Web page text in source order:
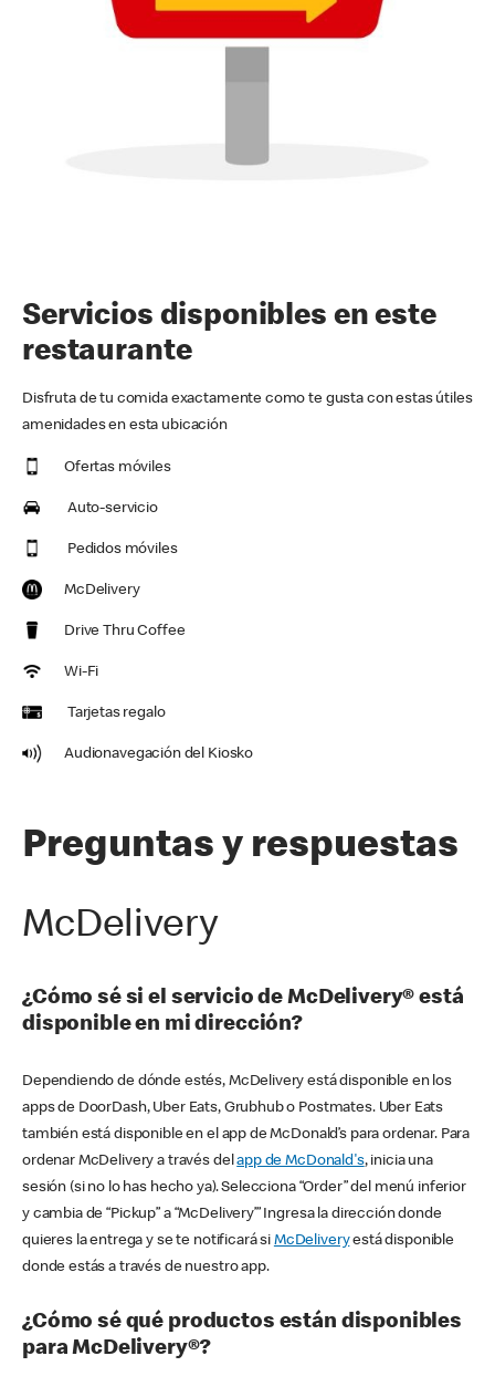
Servicios disponibles en este
restaurante
Disfruta de tu comida exactamente como te gusta con estas útiles
amenidades en esta ubicación
Ofertas móviles
Auto-servicio
Pedidos móviles
McDelivery
Drive Thru Coffee
Wi-Fi
Tarjetas regalo
Audionavegación del Kiosko
Preguntas y respuestas
McDelivery
¿Cómo sé si el servicio de McDelivery® está
disponible en mi dirección?
Dependiendo de dónde estés, McDelivery está disponible en los
apps de DoorDash, Uber Eats, Grubhub o Postmates. Uber Eats
también está disponible en el app de McDonald’s para ordenar. Para
ordenar McDelivery a través delapp de McDonald's, inicia una
sesión (si no lo has hecho ya). Selecciona “Order” del menú inferior
y cambia de “Pickup” a “McDelivery’” Ingresa la dirección donde
quieres la entrega y se te notificará si McDeliveryestá disponible
donde estás a través de nuestro app.
¿Cómo sé qué productos están disponibles
para McDelivery®?